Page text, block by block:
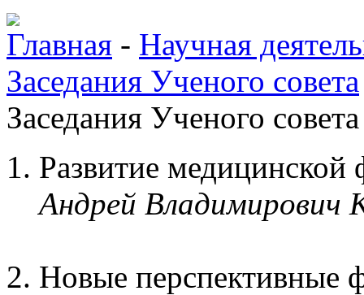
Главная - Научная
Заседания Ученого совета
Заседания Ученого
Развитие
Андрей Владимирович
Новые перспективные